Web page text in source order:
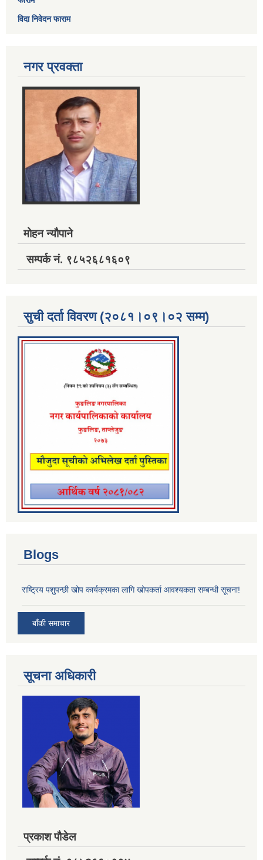
विदा निवेदन फाराम
नगर प्रवक्ता
मोहन न्यौपाने
सम्पर्क नं. ९८५२६८१६०९
सुची दर्ता विवरण (२०८१।०९।०२ सम्म)
Blogs
राष्ट्रिय पशुपन्छी खोप कार्यक्रमका लागि खोपकर्ता आवश्यकता सम्बन्धी सूचना!
बाँकी समाचार
सूचना अधिकारी
प्रकाश पौडेल